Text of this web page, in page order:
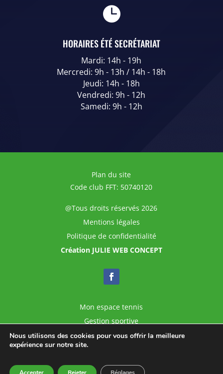

HORAIRES ÉTÉ SECRÉTARIAT
Mardi: 14h - 19h
Mercredi: 9h - 13h / 14h - 18h
Jeudi: 14h - 18h
Vendredi: 9h - 12h
Samedi: 9h - 12h
Plan du site
Code club FFT: 50740120
@Tous droits réservés 2026
Mentions légales
Politique de confidentialité
Création JULIE WEB CONCEPT
Mon espace tennis
Gestion sportive
Ligue ARA
Nous utilisons des cookies pour vous offrir la meilleure
expérience sur notre site.